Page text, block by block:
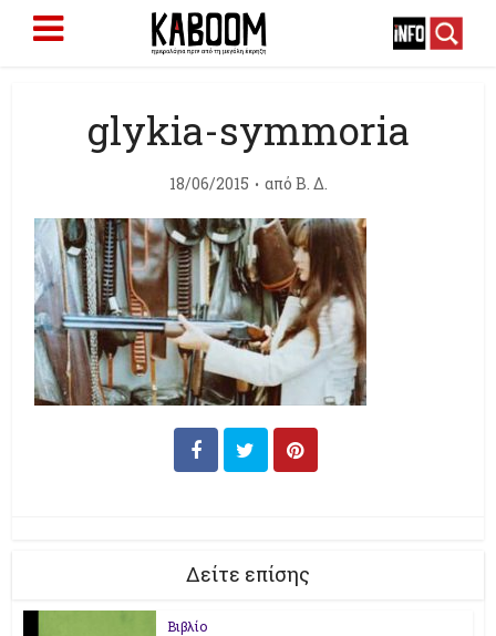
glykia-symmoria
18/06/2015 από Β. Δ.
Δείτε επίσης
Βιβλίο